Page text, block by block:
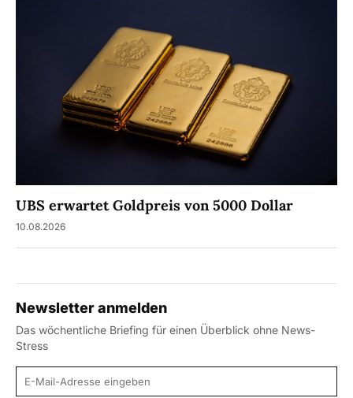
UBS erwartet Goldpreis von 5000 Dollar
10.08.2026
Newsletter anmelden
Das wöchentliche Briefing für einen Überblick ohne News-
Stress
E-Mail-Adresse